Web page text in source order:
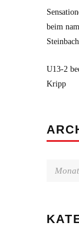
beim
Steinbach
U13-2
Kripp